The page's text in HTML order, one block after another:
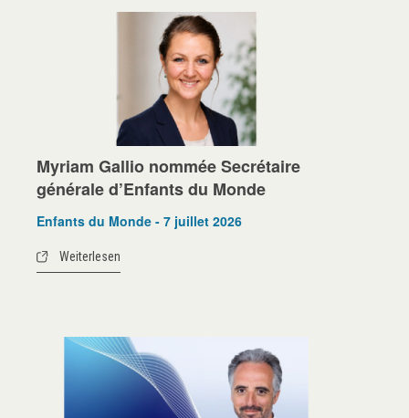
Myriam Gallio nommée Secrétaire
générale d’Enfants du Monde
Enfants du Monde - 7 juillet 2026
Weiterlesen